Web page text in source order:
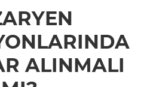
ALINMALI